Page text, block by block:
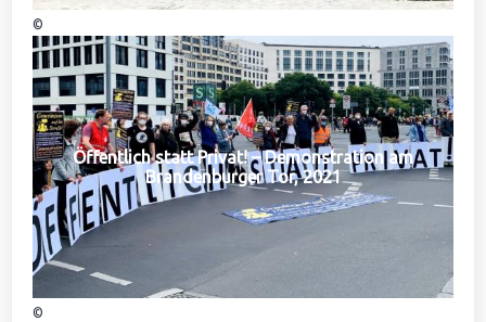
©
Öffentlich statt Privat! – Demonstration am
Brandenburger Tor, 2021
©